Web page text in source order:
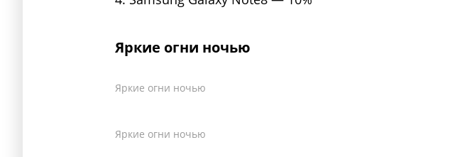
Яркие огни ночью
Яркие огни ночью
Яркие огни ночью